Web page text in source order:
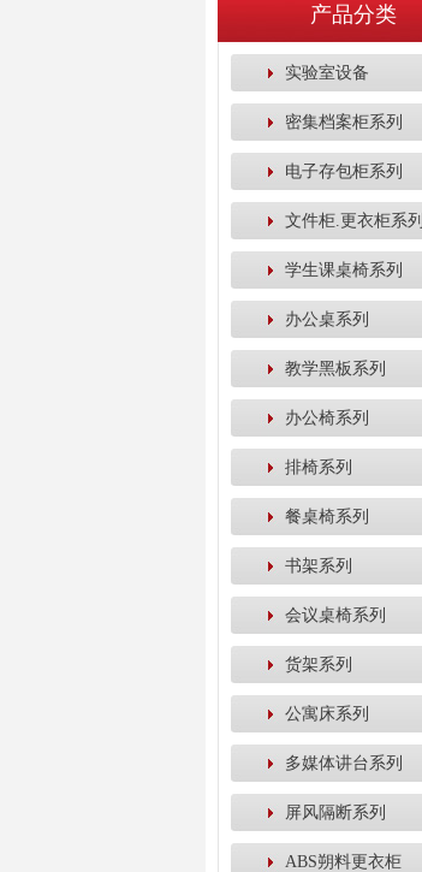
产品分类
实验室设备
密集档案柜系列
电子存包柜系列
文件柜.更衣柜系列
学生课桌椅系列
办公桌系列
教学黑板系列
办公椅系列
排椅系列
餐桌椅系列
书架系列
会议桌椅系列
货架系列
公寓床系列
多媒体讲台系列
屏风隔断系列
ABS朔料更衣柜